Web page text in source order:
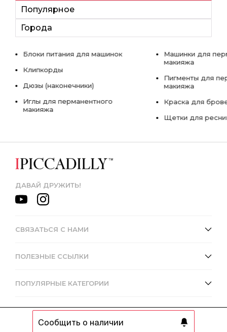
Сообщить о наличии
Популярное
Города
Блоки питания для машинок
Клипкорды
Дюзы (наконечники)
Иглы для перманентного
макияжа
Машинки для
макияжа
Пигменты для
макияжа
Краска для
Щетки для
ДАВАЙ ДРУЖИТЬ!
СВЯЗАТЬСЯ С НАМИ
ПОЛЕЗНЫЕ ССЫЛКИ
ПОПУЛЯРНЫЕ КАТЕГОРИИ
© 2013 - 2026 Интернет-магазин IPICCADILLY